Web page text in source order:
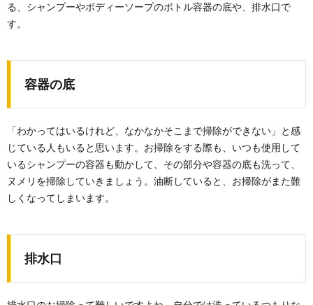
布団に掃除機をかけてダニを吸い取るのは
掃除には順番があります。 床を掃除するアイテムとい
えば ・掃除機 ・ホウキ ・フロアモッ...
酸性とアルカリ性を混ぜる効果とは？掃除
に使う時のコツと注意点
る、シャンプーやボディーソープのボトル容器の底や、排水口で
す。
容器の底
「わかってはいるけれど、なかなかそこまで掃除ができない」と感
じている人もいると思います。お掃除をする際も、いつも使用して
いるシャンプーの容器も動かして、その部分や容器の底も洗って、
ヌメリを掃除していきましょう。油断していると、お掃除がまた難
しくなってしまいます。
排水口